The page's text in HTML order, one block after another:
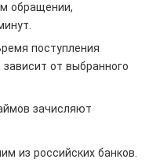
обращении,
поступления
от выбранного
зачисляют
из российских банков.